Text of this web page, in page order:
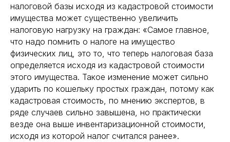
налоговой базы исходя из кадастровой стоимости
имущества может существенно увеличить
налоговую нагрузку на граждан: «Самое главное,
что надо помнить о налоге на имущество
физических лиц, это то, что теперь налоговая база
определяется исходя из кадастровой стоимости
этого имущества. Такое изменение может сильно
ударить по кошельку простых граждан, потому как
кадастровая стоимость, по мнению экспертов, в
ряде случаев сильно завышена, но практически
везде она выше инвентаризационной стоимости,
исходя из которой налог считался ранее».